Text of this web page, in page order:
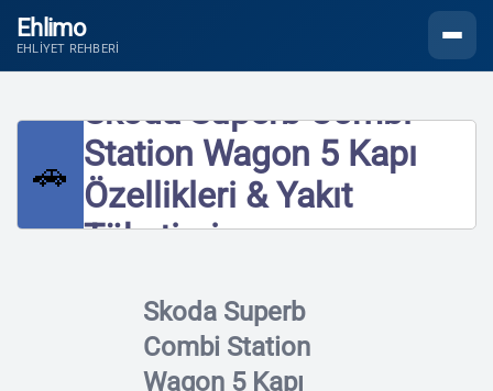
Ehlimo
EHLIYET REHBERI
🚗
Skoda Superb Combi
Station Wagon 5 Kapı
Özellikleri & Yakıt
Tüketimi
Skoda Superb
Combi Station
Wagon 5 Kapı